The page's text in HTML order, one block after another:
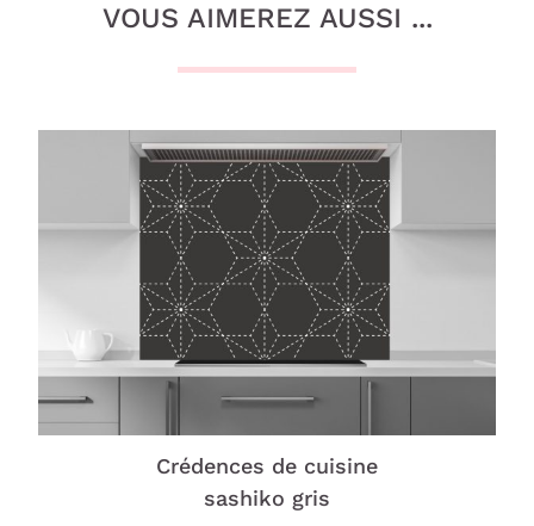
VOUS AIMEREZ AUSSI ...
Crédences de cuisine
sashiko gris